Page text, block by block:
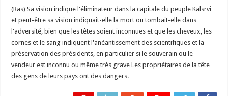
(Ras) Sa vision indique l'éliminateur dans la capitale du peuple Kalsrvi
et peut-être sa vision indiquait-elle la mort ou tombait-elle dans
l'adversité, bien que les têtes soient inconnues et que les cheveux, les
cornes et le sang indiquent l'anéantissement des scientifiques et la
préservation des présidents, en particulier si le souverain ou le
vendeur est inconnu ou même très grave Les propriétaires de la tête
des gens de leurs pays ont des dangers.